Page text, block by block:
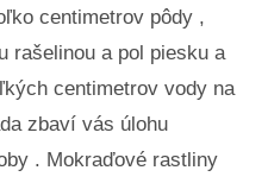
centimetrov pôdy ,
rašelinou a pol piesku a
centimetrov vody na
zbaví vás úlohu
. Mokraďové rastliny